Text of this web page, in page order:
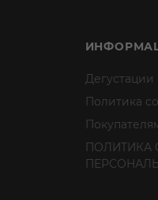
Дегустации
Политика
ПОЛИТИКА